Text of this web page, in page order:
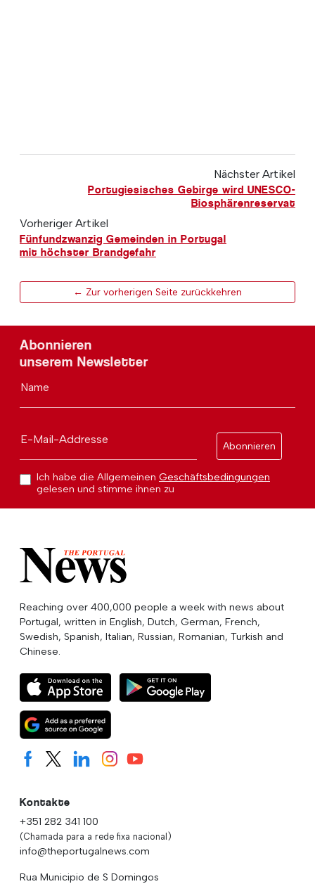
Nächster Artikel
Portugiesisches Gebirge wird UNESCO-
Biosphärenreservat
Vorheriger Artikel
Fünfundzwanzig Gemeinden in Portugal
mit höchster Brandgefahr
← Zur vorherigen Seite zurückkehren
Abonnieren
unserem Newsletter
Name
E-Mail-Addresse
Abonnieren
Ich habe die Allgemeinen Geschäftsbedingungen
gelesen und stimme ihnen zu
Reaching over 400,000 people a week with news about
Portugal, written in English, Dutch, German, French,
Swedish, Spanish, Italian, Russian, Romanian, Turkish and
Chinese.
Kontakte
+351 282 341 100
(Chamada para a rede fixa nacional)
info@theportugalnews.com
Rua Municipio de S Domingos